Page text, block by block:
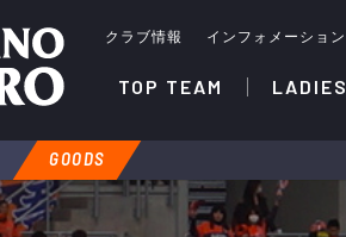
クラブ情報 インフォメーション
TOP TEAM LADIES
GOODS